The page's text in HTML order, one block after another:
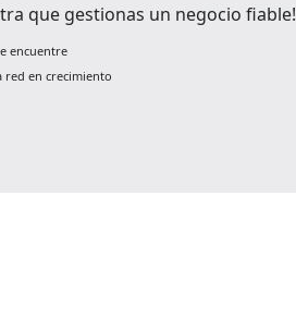
que gestionas un negocio fiable!
encuentre
red en crecimiento